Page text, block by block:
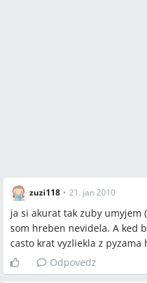
zuzi118 • 21. jan 2010
ja si akurat tak zuby umyjem
som hreben nevidela. A ked
casto krat vyzliekla z pyzama
Odpovedz